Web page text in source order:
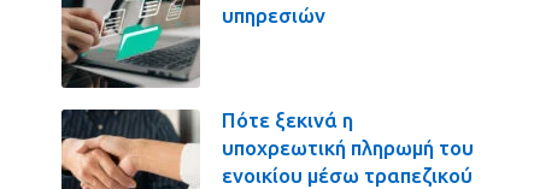
υπηρεσιών
Πότε ξεκινά η
υποχρεωτική πληρωμή του
ενοικίου μέσω τραπεζικού